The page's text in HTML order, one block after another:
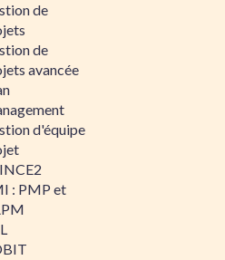
de
de
avancée
d'équipe
: PMP et